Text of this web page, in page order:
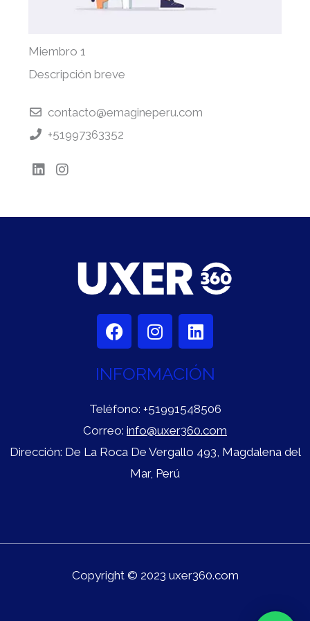
Miembro 1
Descripción breve
contacto@emagineperu.com
+51997363352
F
a
e
o
o
I
n
t
g
r
a
m
L
i
k
d
i
n
INFORMACIÓN
Teléfono: +51991548506
Correo: info@uxer360.com
Dirección: De La Roca De Vergallo 493, Magdalena del
Mar, Perú
Copyright © 2023 uxer360.com